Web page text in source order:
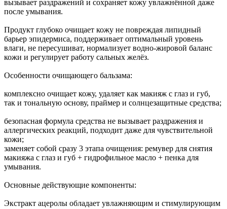
вызывает раздражений и сохраняет кожу увлажнённой даже
после умывания.
Продукт глубоко очищает кожу не повреждая липидный
барьер эпидермиса, поддерживает оптимальный уровень
влаги, не пересушиват, нормализует водно-жировой баланс
кожи и регулирует работу сальных желёз.
Особенности очищающего бальзама:
комплексно очищает кожу, удаляет как макияж с глаз и губ,
так и тональную основу, праймер и солнцезащитные средства;
безопасная формула средства не вызывает раздражения и
аллергических реакций, подходит даже для чувствительной
кожи;
заменяет собой сразу 3 этапа очищения: ремувер для снятия
макияжа с глаз и губ + гидрофильное масло + пенка для
умывания.
Основные действующие компоненты:
Экстракт ацеролы обладает увлажняющим и стимулирующим